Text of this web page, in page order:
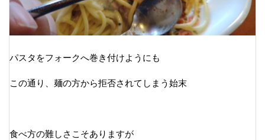
パスタをフォークへ巻き付けようにも
この通り、麺の方から拒否されてしまう始末
食べ方の難しさこそありますが